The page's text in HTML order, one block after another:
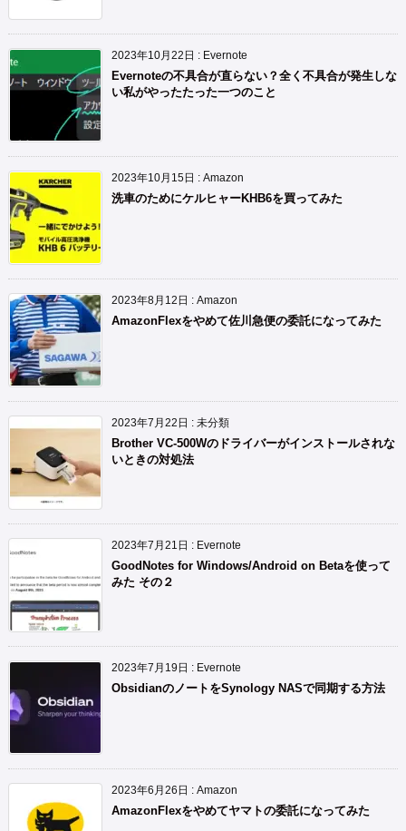
2023年10月22日 : Evernote
Evernoteの不具合が直らない？全く不具合が発生しな
い私がやったたった一つのこと
2023年10月15日 : Amazon
洗車のためにケルヒャーKHB6を買ってみた
2023年8月12日 : Amazon
AmazonFlexをやめて佐川急便の委託になってみた
2023年7月22日 : 未分類
Brother VC-500Wのドライバーがインストールされな
いときの対処法
2023年7月21日 : Evernote
GoodNotes for Windows/Android on Betaを使って
みた その２
2023年7月19日 : Evernote
ObsidianのノートをSynology NASで同期する方法
2023年6月26日 : Amazon
AmazonFlexをやめてヤマトの委託になってみた